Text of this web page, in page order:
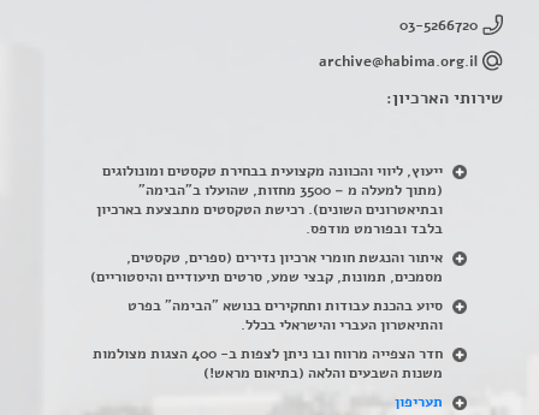
03-5266720
archive@habima.org.il
שירותי הארכיון:
ייעוץ, ליווי והכוונה מקצועית בבחירת טקסטים ומונולוגים
(מתוך למעלה מ – 3500 מחזות, שהועלו ב"הבימה"
ובתיאטרונים השונים). רכישת הטקסטים מתבצעת בארכיון
בלבד ובפורמט מודפס.
איתור והנגשת חומרי ארכיון נדירים (ספרים, טקסטים,
מסמכים, תמונות, קבצי שמע, סרטים תיעודיים והיסטוריים)
סיוע בהכנת עבודות ותחקירים בנושא "הבימה" בפרט
והתיאטרון העברי והישראלי בכלל.
חדר הצפייה מרווח ובו ניתן לצפות ב- 400 הצגות מצולמות
משנות השבעים והלאה (בתיאום מראש!)
תעריפון